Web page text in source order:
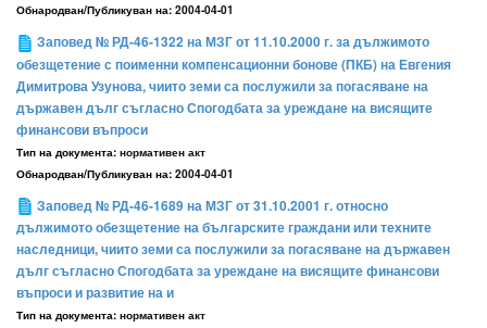
Обнародван/Публикуван на: 2004-04-01
Заповед № РД-46-1322 на МЗГ от 11.10.2000 г. за дължимото
обезщетение с поименни компенсационни бонове (ПКБ) на Евгения
Димитрова Узунова, чиито земи са послужили за погасяване на
държавен дълг съгласно Спогодбата за уреждане на висящите
финансови въпроси
Тип на документа: нормативен акт
Обнародван/Публикуван на: 2004-04-01
Заповед № РД-46-1689 на МЗГ от 31.10.2001 г. относно
дължимото обезщетение на българските граждани или техните
наследници, чиито земи са послужили за погасяване на държавен
дълг съгласно Спогодбата за уреждане на висящите финансови
въпроси и развитие на и
Тип на документа: нормативен акт